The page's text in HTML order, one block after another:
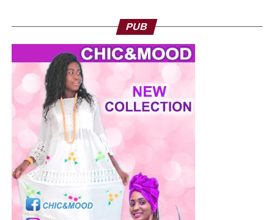
PUB